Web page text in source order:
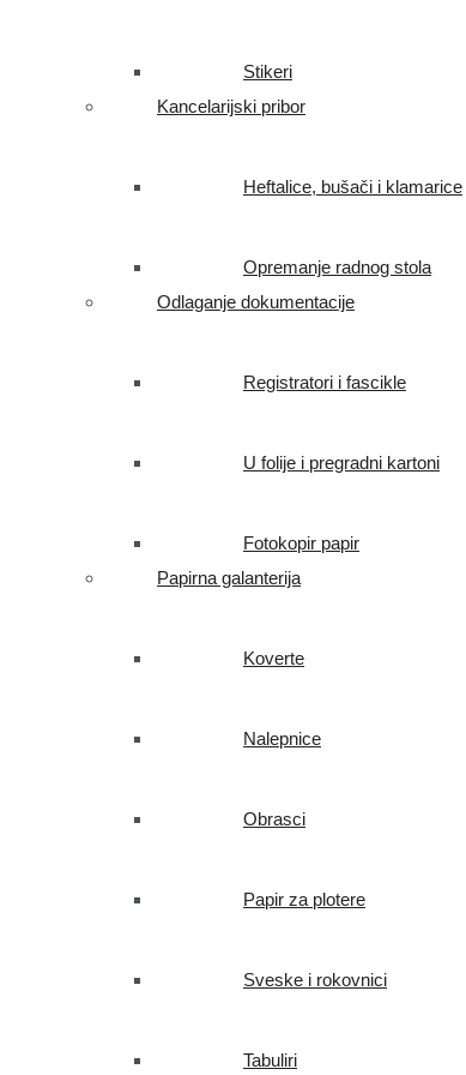
Stikeri
Kancelarijski pribor
Heftalice, bušači i klamarice
Opremanje radnog stola
Odlaganje dokumentacije
Registratori i fascikle
U folije i pregradni kartoni
Fotokopir papir
Papirna galanterija
Koverte
Nalepnice
Obrasci
Papir za plotere
Sveske i rokovnici
Tabuliri